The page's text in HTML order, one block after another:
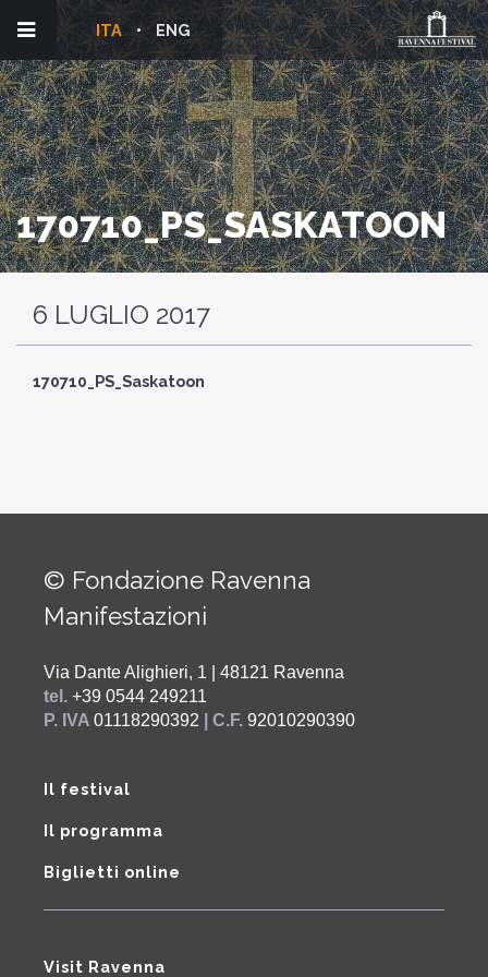
ENG
ITA
170710_PS_SASKATOON
6 LUGLIO 2017
170710_PS_Saskatoon
© Fondazione Ravenna
Manifestazioni
Via Dante Alighieri, 1 | 48121 Ravenna
tel. +39 0544 249211
P. IVA 01118290392 | C.F. 92010290390
Il festival
Il programma
Biglietti online
Visit Ravenna